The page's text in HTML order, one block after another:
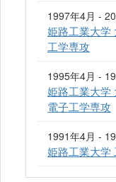
1997年4月 -
姫路工業大学
工学専攻
1995年4月 -
姫路工業大学
電子工学専攻
1991年4月 -
姫路工業大学